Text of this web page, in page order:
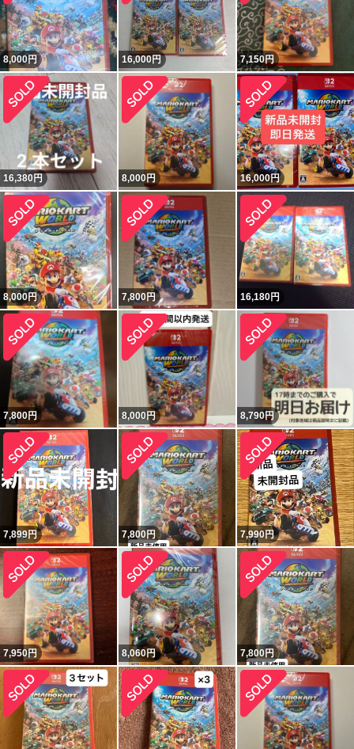
8,000円 16,000円 7,150円
16,380 円 8,000円 16,000円
8,000円 7,800円 16,180円
7,800円 8,000円 8,790円
7,899円 7,800円 7,990円
7,950円 8,060円 7,800円